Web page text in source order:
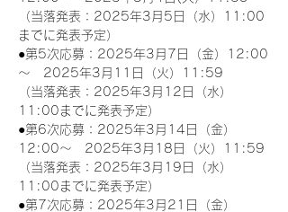
（当落発表：2025年3月5日（水）11:00
までに発表予定）
●第5次応募：2025年3月7日（金）12:00
～　2025年3月11日（火）11:59
（当落発表：2025年3月12日（水）
11:00までに発表予定）
●第6次応募：2025年3月14日（金）
12:00～　2025年3月18日（火）11:59
（当落発表：2025年3月19日（水）
11:00までに発表予定）
●第7次応募：2025年3月21日（金）